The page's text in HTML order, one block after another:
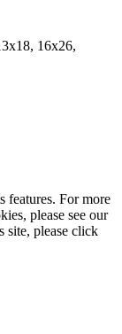
16x26,
features. For more
please see our
site, please click